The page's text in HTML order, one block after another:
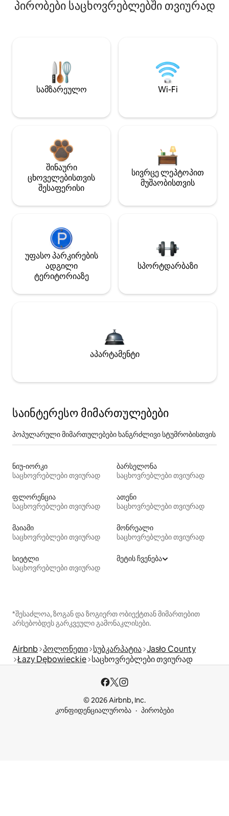
პირობები საცხოვრებლებში თვიურად
სამზარეულო Wi-Fi
შინაური
ცხოველებისთვის
შესაფერისი
სივრცე ლეპტოპით
მუშაობისთვის
უფასო პარკირების
ადგილი
ტერიტორიაზე
სპორტდარბაზი
აპარტამენტი
საინტერესო მიმართულებები
პოპულარული მიმართულებები ხანგრძლივი სტუმრობისთვის
ნიუ-იორკი
საცხოვრებლები თვიურად
ბარსელონა
საცხოვრებლები თვიურად
ფლორენცია
საცხოვრებლები თვიურად
ათენი
საცხოვრებლები თვიურად
მაიამი
საცხოვრებლები თვიურად
მონრეალი
საცხოვრებლები თვიურად
სიეტლი
საცხოვრებლები თვიურად
მეტის ჩვენება
*შესაძლოა, ზოგან და ზოგიერთ ობიექტთან მიმართებით
არსებობდეს გარკვეული გამონაკლისები.
Airbnb პოლონეთი სუბკარპატია Jasło County
Łazy Dębowieckie საცხოვრებლები თვიურად
© 2026 Airbnb, Inc.
კონფიდენციალურობა
პირობები